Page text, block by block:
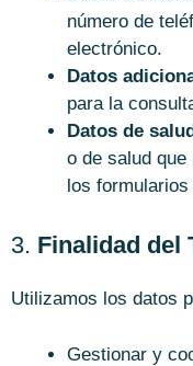
número de
electrónico.
Datos
para la
Datos de
o de salud que
los
3. Finalidad del
Utilizamos los datos
Gestionar y